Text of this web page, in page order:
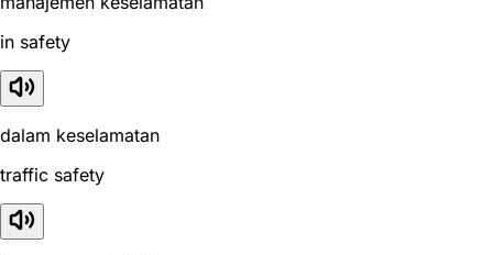
in safety
dalam keselamatan
traffic safety